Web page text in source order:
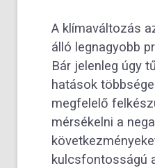
A klímaváltozás
álló legnagyobb
Bár jelenleg úgy
hatások
megfelelő
mérsékelni a
kulcsfontosságú